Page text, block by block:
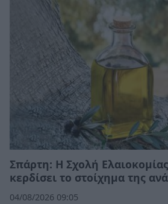
Σπάρτη: Η Σχολή
κερδίσει το στοίχημα της
04/08/2026 09:05